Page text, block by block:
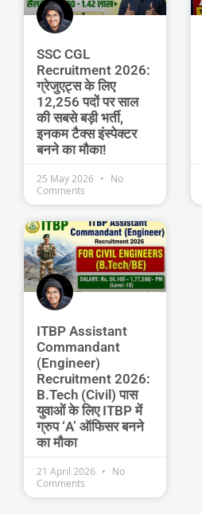
SSC CGL
Recruitment 2026:
ग्रेजुएट्स के लिए
12,256 पदों पर साल
की सबसे बड़ी भर्ती,
इनकम टैक्स इंस्पेक्टर
बनने का मौका!
25 May 2026
No
Comments
ITBP Assistant
Commandant
(Engineer)
Recruitment 2026:
B.Tech (Civil) पास
युवाओं के लिए ITBP में
ग्रुप ‘A’ ऑफिसर बनने
का मौका
21 April 2026
No
Comments